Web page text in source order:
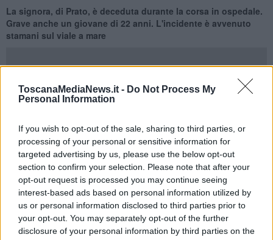
ToscanaMediaNews.it - Do Not Process My
Personal Information
If you wish to opt-out of the sale, sharing to third parties, or
processing of your personal or sensitive information for
targeted advertising by us, please use the below opt-out
section to confirm your selection. Please note that after your
opt-out request is processed you may continue seeing
interest-based ads based on personal information utilized by
us or personal information disclosed to third parties prior to
your opt-out. You may separately opt-out of the further
disclosure of your personal information by third parties on the
La signora, di Prato, è deceduta durante la corsa in ospedale.
Grave anche un giovane di 22 anni. L'incidente è avvenuto
stamani sul viale a mare
ha perso la vita stamani in uno scontro frontale fra due automobili
avvenuto sul viale a mare, dinanzi allo stabilimento balneare
Augustus
Nell'impatto è rimasto ferito gravemente anche un
giovane di 22 anni, residente a Pietrasanta.
La donna è deceduta durante il trasferimento all'ospedale Cisanello
di Pisa dopo essere finita inarresto cardiaco. A nulla sono valse le
manovre rianimatoriedi ogni tipo tentate dai soccorritori. Per lei
non c'è stato niente da fare.